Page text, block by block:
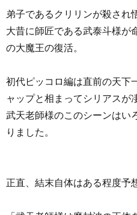
弟子であるクリリンが殺され
大昔に師匠である武泰斗様が
の大魔王の復活。
初代ピッコロ編は直前の天下
ャップと相まってシリアスが
武天老師様のこのシーンはい
りました。
正直、結末自体はある程度予